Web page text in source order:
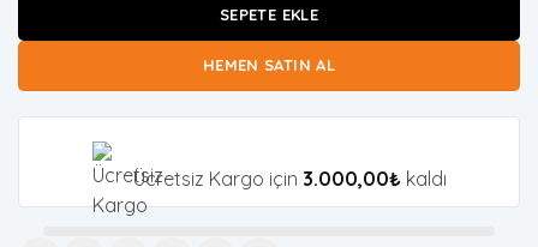
SEPETE EKLE
HEMEN SATIN AL
Ücretsiz Kargo için 3.000,00₺kaldı